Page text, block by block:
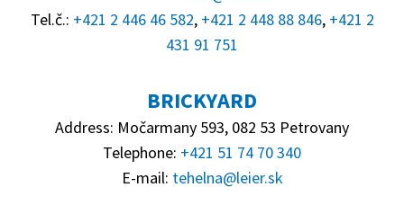
Tel.č.: +421 2 446 46 582, +421 2 448 88 846, +421 2
431 91 751
BRICKYARD
Address: Močarmany 593, 082 53 Petrovany
Telephone: +421 51 74 70 340
E-mail: tehelna@leier.sk